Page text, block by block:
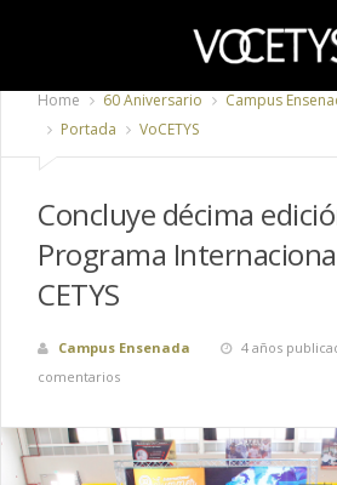
Home 60 Aniversario Campus
Portada
VoCETYS
Concluye décima
Programa
CETYS
Campus Ensenada 4 años
comentarios